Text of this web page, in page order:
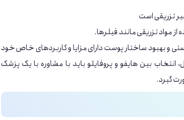
تزریقی است
از مواد تزریقی مانند فیلرها.
و بهبود ساختار پوست دارای مزایا و کاربردهای خاص خود
بین هایفو و پروفایلو باید با مشاوره با یک پزشک
گیرد.